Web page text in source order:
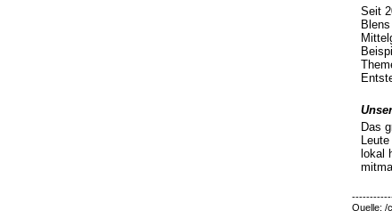
Seit
Das
lokal
Quelle: /